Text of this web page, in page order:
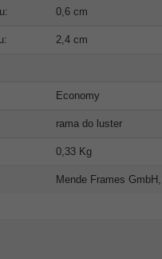
0,6 cm
2,4 cm
Economy
rama do luster
0,33 Kg
Mende Frames